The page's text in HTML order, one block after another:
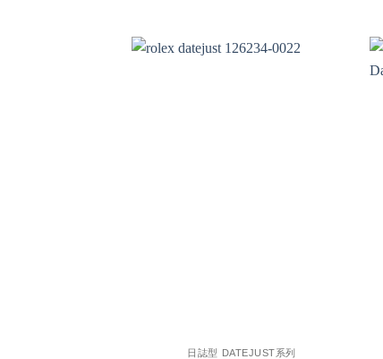
日誌型 DATEJUST系列